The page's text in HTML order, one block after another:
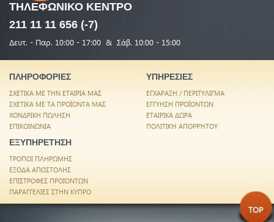
ΤΗΛΕΦΩΝΙΚΟ ΚΕΝΤΡΟ
211 11 11 656 (-7)
Δευτ. - Παρ. 10:00 - 17:00 & Σάβ. 10:00 - 15:00
ΠΛΗΡΟΦΟΡΙΕΣ
ΣΧΕΤΙΚΑ ΜΕ ΤΗΝ ΕΤΑΙΡΙΑ ΜΑΣ
ΣΧΕΤΙΚΑ ΜΕ ΤΑ ΠΡΟΪΟΝΤΑ ΜΑΣ
ΧΟΝΔΡΙΚΗ ΠΩΛΗΣΗ
ΕΠΙΚΟΙΝΩΝΙΑ
ΥΠΗΡΕΣΙΕΣ
ΕΓΧΑΡΑΞΗ / ΠΕΡΙΤΥΛΙΓΜΑ
ΕΓΓΥΗΣΗ ΠΡΟΪΟΝΤΩΝ
ΕΤΑΙΡΙΚΑ ΔΩΡΑ
ΠΟΛΙΤΙΚΉ ΑΠΟΡΡΉΤΟΥ
ΕΞΥΠΗΡΕΤΗΣΗ
ΤΡΟΠΟΙ ΠΛΗΡΩΜΗΣ
ΕΞΟΔΑ ΑΠΟΣΤΟΛΗΣ
ΕΠΙΣΤΡΟΦΕΣ ΠΡΟΙΟΝΤΩΝ
ΠΑΡΑΓΓΕΛΙΕΣ ΣΤΗΝ ΚΥΠΡΟ
TOP